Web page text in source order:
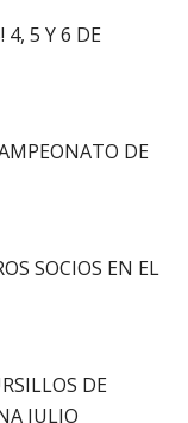
4, 5 Y 6 DE
DE
SOCIOS EN EL
DE
JULIO